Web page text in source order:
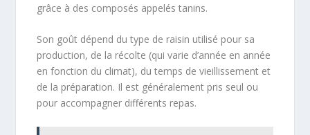
grâce à des composés appelés tanins.
Son goût dépend du type de raisin utilisé pour sa
production, de la récolte (qui varie d’année en année
en fonction du climat), du temps de vieillissement et
de la préparation. Il est généralement pris seul ou
pour accompagner différents repas.